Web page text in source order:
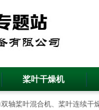
桨叶干燥机
轴桨叶混合机、桨叶连续干